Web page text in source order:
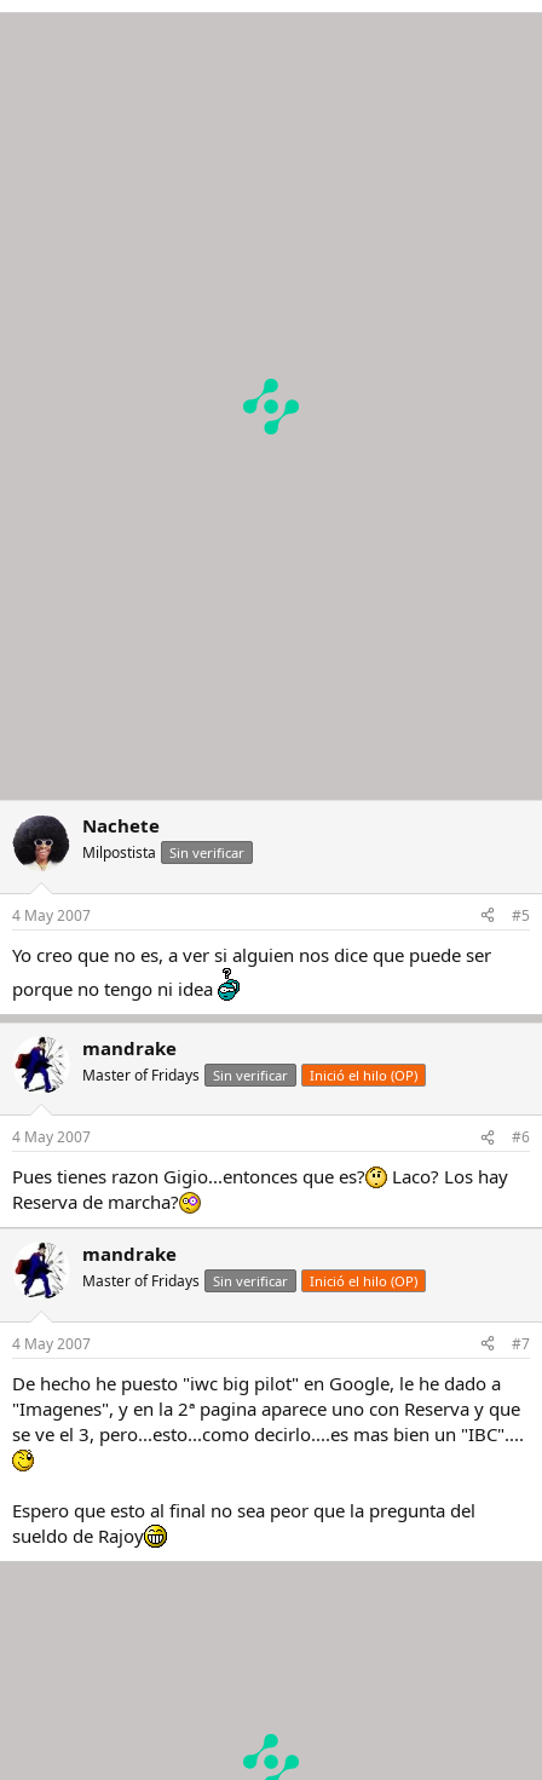
Nachete
Milpostista Sin verificar
4 May 2007 #5
Yo creo que no es, a ver si alguien nos dice que puede ser
porque no tengo ni idea
mandrake
Master of Fridays Sin verificar Inició el hilo (OP)
4 May 2007 #6
Pues tienes razon Gigio...entonces que es?
Laco? Los hay
Reserva de marcha?
mandrake
Master of Fridays Sin verificar Inició el hilo (OP)
4 May 2007 #7
De hecho he puesto "iwc big pilot" en Google, le he dado a
"Imagenes", y en la 2ª pagina aparece uno con Reserva y que
se ve el 3, pero...esto...como decirlo....es mas bien un "IBC"....
Espero que esto al final no sea peor que la pregunta del
sueldo de Rajoy